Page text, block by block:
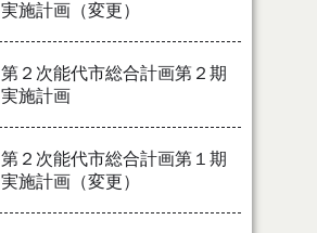
実施計画（変更）
第２次能代市総合計画第２期
実施計画
第２次能代市総合計画第１期
実施計画（変更）